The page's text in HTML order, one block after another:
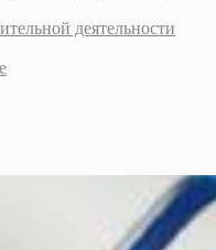
деятельности